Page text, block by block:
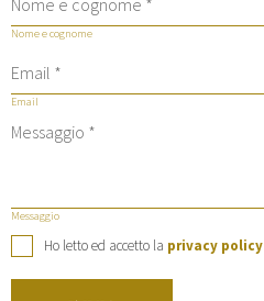
Nome e cognome
Email
Messaggio
Ho letto ed accetto la privacy policy